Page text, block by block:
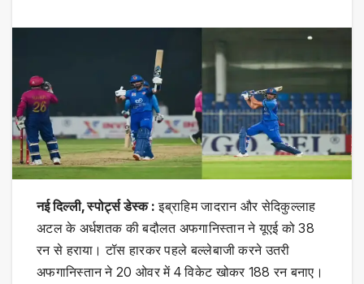
नई दिल्ली, स्पोर्ट्स डेस्क : इब्राहिम जादरान और सेदिकुल्लाह
अटल के अर्धशतक की बदौलत अफगानिस्‍तान ने यूएई को 38
रन से हराया। टॉस हारकर पहले बल्‍लेबाजी करने उतरी
अफगानिस्‍तान ने 20 ओवर में 4 विकेट खोकर 188 रन बनाए।